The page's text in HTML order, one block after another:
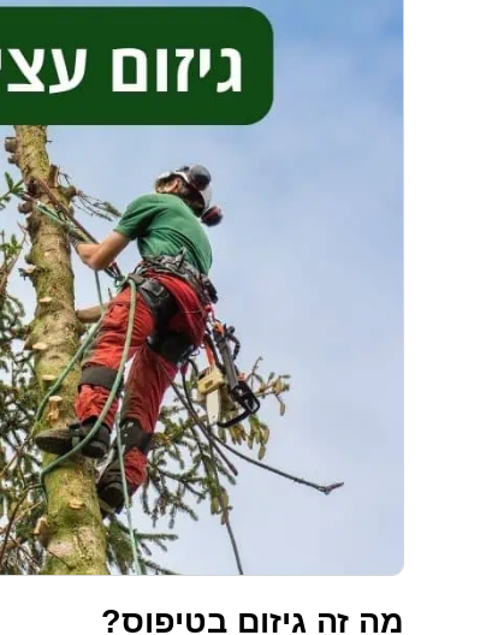
מה זה גיזום בטיפוס?